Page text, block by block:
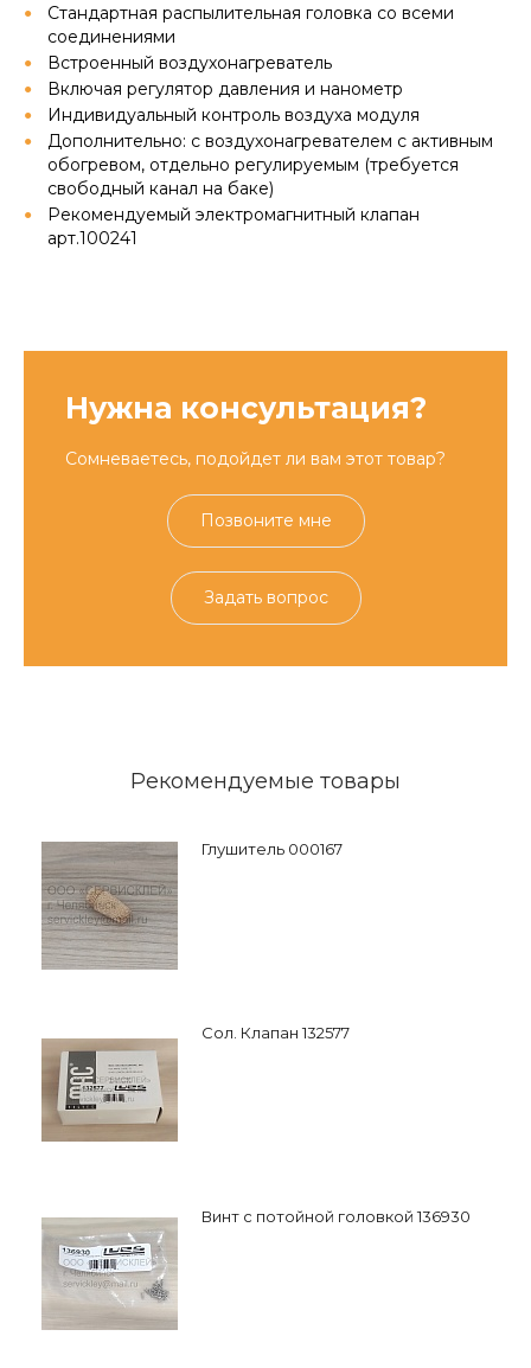
Стандартная распылительная головка со всеми
соединениями
Встроенный воздухонагреватель
Включая регулятор давления и нанометр
Индивидуальный контроль воздуха модуля
Дополнительно: с воздухонагревателем с активным
обогревом, отдельно регулируемым (требуется
свободный канал на баке)
Рекомендуемый электромагнитный клапан
арт.100241
Нужна консультация?
Сомневаетесь, подойдет ли вам этот товар?
Позвоните мне
Задать вопрос
Рекомендуемые товары
Глушитель 000167
Сол. Клапан 132577
Винт с потойной головкой 136930